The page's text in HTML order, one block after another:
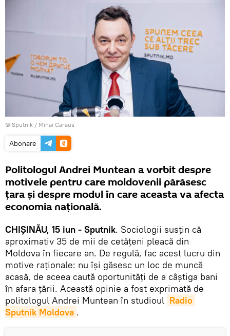
© Sputnik / Mihai Caraus
Abonare
Politologul Andrei Muntean a vorbit despre
motivele pentru care moldovenii părăsesc
țara și despre modul în care aceasta va afecta
economia națională.
CHIȘINĂU, 15 iun - Sputnik. Sociologii susțin că
aproximativ 35 de mii de cetățeni pleacă din
Moldova în fiecare an. De regulă, fac acest lucru din
motive raționale: nu își găsesc un loc de muncă
acasă, de aceea caută oportunități de a câștiga bani
în afara țării. Această opinie a fost exprimată de
politologul Andrei Muntean în studioul Radio
Sputnik Moldova .